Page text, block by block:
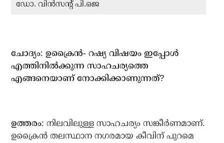
ഡോ. വിന്‍സന്റ് പി.ജെ
ചോദ്യം: ഉക്രൈന്‍- റഷ്യ വിഷയം ഇപ്പോള്‍
എത്തിനില്‍ക്കുന്ന സാഹചര്യത്തെ
എങ്ങനെയാണ് നോക്കിക്കാണുന്നത്?
ഉത്തരം: നിലവിലുള്ള സാഹചര്യം സങ്കീര്‍ണമാണ്.
ഉക്രൈന്‍ തലസ്ഥാന നഗരമായ കീവിന് പുറമെ